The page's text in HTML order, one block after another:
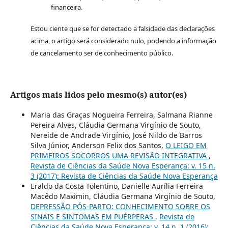
financeira.
Estou ciente que se for detectado a falsidade das declarações
acima, o artigo será considerado nulo, podendo a informação
de cancelamento ser de conhecimento público.
Artigos mais lidos pelo mesmo(s) autor(es)
Maria das Graças Nogueira Ferreira, Salmana Rianne
Pereira Alves, Cláudia Germana Virgínio de Souto,
Nereide de Andrade Virgínio, José Nildo de Barros
Silva Júnior, Anderson Felix dos Santos, O LEIGO EM
PRIMEIROS SOCORROS UMA REVISÃO INTEGRATIVA ,
Revista de Ciências da Saúde Nova Esperança: v. 15 n.
3 (2017): Revista de Ciências da Saúde Nova Esperança
Eraldo da Costa Tolentino, Danielle Aurília Ferreira
Macêdo Maximin, Cláudia Germana Virgínio de Souto,
DEPRESSÃO PÓS-PARTO: CONHECIMENTO SOBRE OS
SINAIS E SINTOMAS EM PUÉRPERAS , Revista de